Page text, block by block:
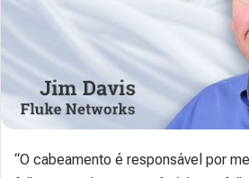
“O cabeamento é responsável por